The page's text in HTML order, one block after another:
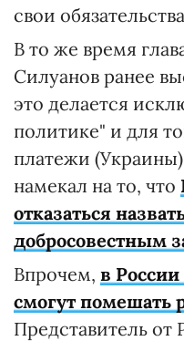
свои
В то же время
Силуанов ранее
это делается
политике" и для
платежи
намекал на то, что
отказаться
добросовестным
Впрочем, в
смогут
Представитель